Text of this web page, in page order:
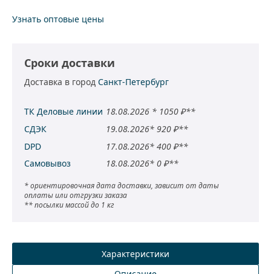
Узнать оптовые цены
Сроки доставки
Доставка в город Санкт-Петербург
ТК Деловые линии 18.08.2026 * 1050 ₽**
СДЭК
19.08.2026* 920 ₽**
DPD
17.08.2026* 400 ₽**
Самовывоз
18.08.2026* 0 ₽**
* ориентировочная дата доставки, зависит от даты
оплаты или отгрузки заказа
** посылки массой до 1 кг
Характеристики